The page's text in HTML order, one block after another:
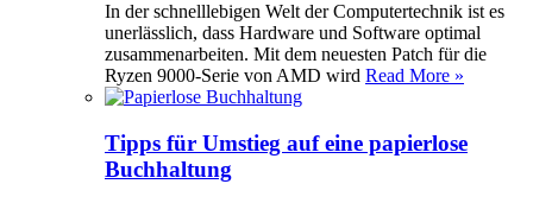
In der schnelllebigen Welt der Computertechnik ist es
unerlässlich, dass Hardware und Software optimal
zusammenarbeiten. Mit dem neuesten Patch für die
Ryzen 9000-Serie von AMD wird Read More »
Tipps für Umstieg auf eine papierlose
Buchhaltung